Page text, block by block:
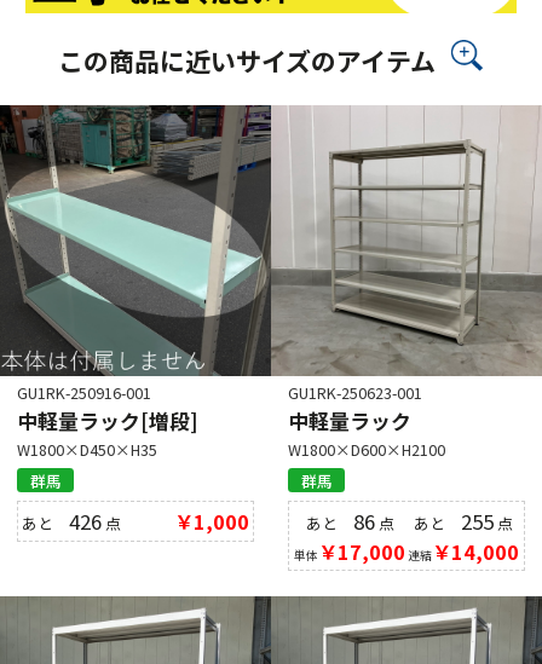
この商品に近いサイズのアイテム
GU1RK-250916-001
中軽量ラック[増段]
W1800×D450×H35
群馬
あと426 点 ￥1,000
GU1RK-250623-001
中軽量ラック
W1800×D600×H2100
群馬
あと 86点
単体 ￥17,000
あと 255点
連結￥14,000